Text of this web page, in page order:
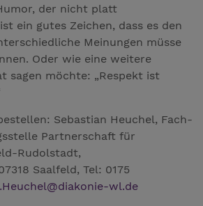
der nicht platt
ein gutes Zeichen, dass es den
Meinungen müsse
Oder wie eine weitere
sagen möchte: „Respekt ist
Sebastian Heuchel, Fach-
Partnerschaft für
Rudolstadt,
Saalfeld, Tel: 0175
wl.de